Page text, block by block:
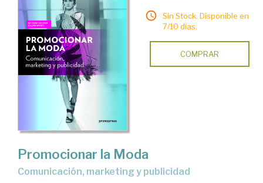
Sin Stock. Disponible en
7/10 días.
COMPRAR
Promocionar la Moda
comunicación, marketing y publicidad